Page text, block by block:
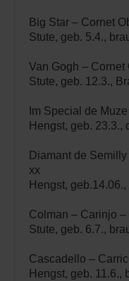
Big Star – Cornet
Stute, geb. 5.4.,
Van Gogh –
Stute, geb. 12.3.,
Im Special de
Hengst, geb. 23.3.,
Diamant de
xx
Hengst,
Colman – Carinjo –
Stute, geb. 6.7.,
Cascadello –
Hengst, geb. 11.6.,